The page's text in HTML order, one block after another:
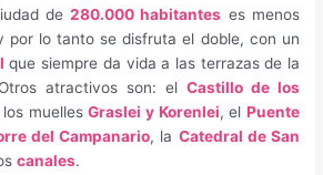
de280.000 habitantes es menos
por lo tanto se disfruta el doble, con un
que siempre da vida a las terrazas de la
atractivos son: el Castillo de los
los muellesGraslei y Korenlei, el Puente
del Campanario, la Catedral de San
canales.